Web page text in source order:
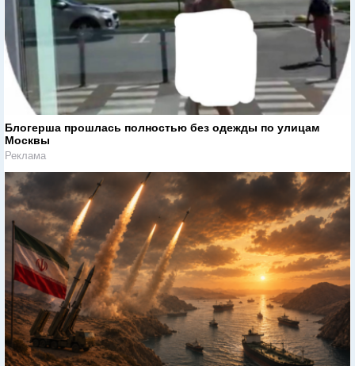
Блогерша прошлась полностью без одежды по улицам
Москвы
Реклама